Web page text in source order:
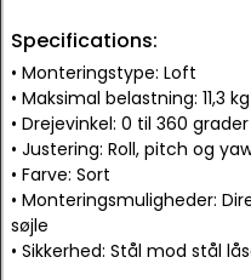
Specifications:
• Monteringstype: Loft
• Maksimal belastning: 11,3 kg
• Drejevinkel: 0 til 360 grader
• Justering: Roll, pitch og
• Farve: Sort
• Monteringsmuligheder:
søjle
• Sikkerhed: Stål mod stål